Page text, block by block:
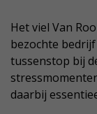
Het viel Van
bezochte
tussenstop bij
daarbij